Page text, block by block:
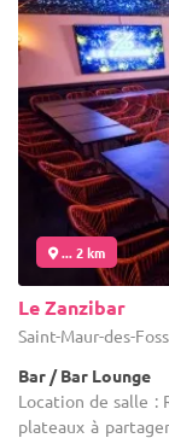
... 2 km
Le Zanzibar
Saint-Maur-des-
Bar / Bar Lounge
Location de salle :
plateaux à